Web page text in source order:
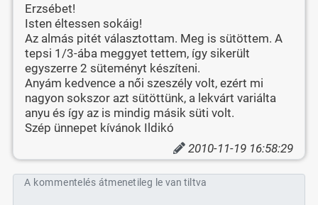
Erzsébet!
Isten éltessen sokáig!
Az almás pitét választottam. Meg is sütöttem. A
tepsi 1/3-ába meggyet tettem, így sikerült
egyszerre 2 süteményt készíteni.
Anyám kedvence a női szeszély volt, ezért mi
nagyon sokszor azt sütöttünk, a lekvárt variálta
anyu és így az is mindig másik süti volt.
Szép ünnepet kívánok Ildikó
2010-11-19 16:58:29
A kommentelés átmenetileg le van tiltva